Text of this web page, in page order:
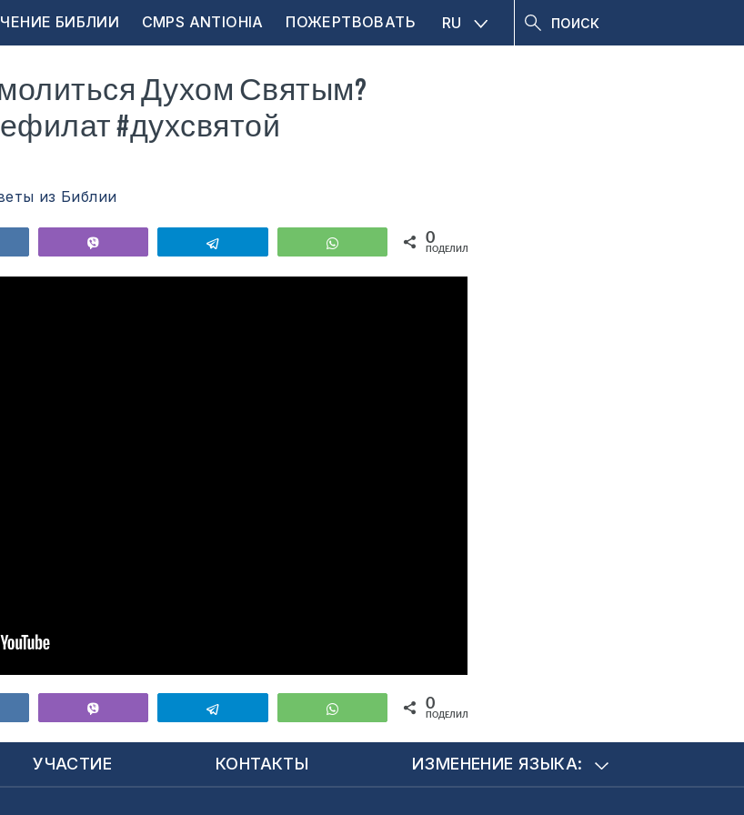
БИБЛИИ CMPS ANTIOHIA ПОЖЕРТВОВАТЬ RU
Духом Святым?
#духсвятой
из Библии
WhatsApp 0
ПОДЕЛИЛИСЬ
WhatsApp 0
ПОДЕЛИЛИСЬ
УЧАСТИЕ КОНТАКТЫ ИЗМЕНЕНИЕ ЯЗЫКА: